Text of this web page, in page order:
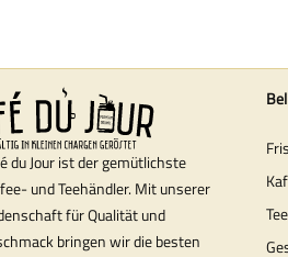
du Jour ist der gemütlichste
und Teehändler. Mit unserer
für Qualität und
bringen wir die besten
Tee